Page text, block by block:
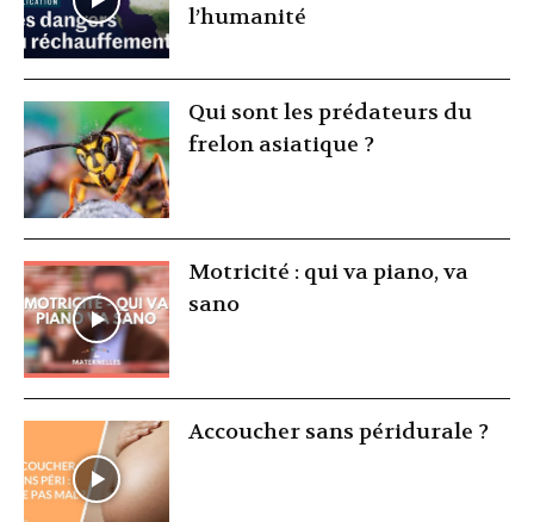
l’humanité
Qui sont les prédateurs du
frelon asiatique ?
Motricité : qui va piano, va
sano
Accoucher sans péridurale ?